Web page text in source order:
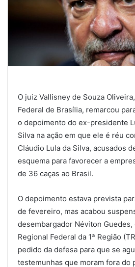
O juiz Vallisney de Souza
Federal de Brasília, remarcou
o depoimento do ex-presidente
Silva na ação em que ele é réu
Cláudio Lula da Silva, acusados
esquema para favorecer a
de 36 caças ao Brasil.
O depoimento estava prevista
de fevereiro, mas acabou
desembargador Néviton Guedes,
Regional Federal da 1ª Região
pedido da defesa para que se
testemunhas que moram fora do